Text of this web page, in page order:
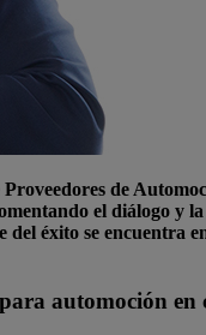
de
el diálogo y la
éxito se encuentra
automoción